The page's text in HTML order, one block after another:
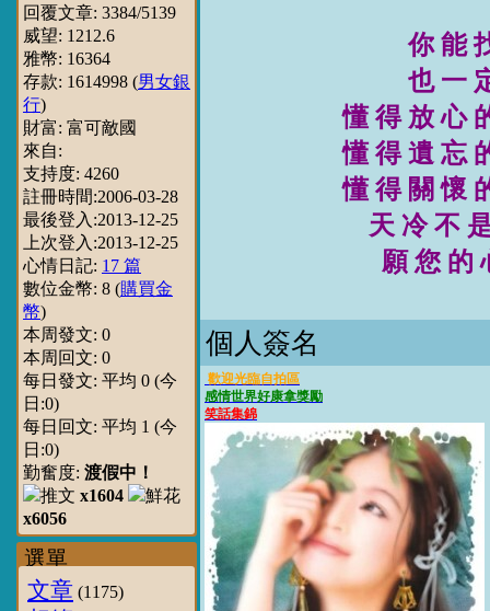
回覆文章: 3384/5139
威望: 1212.6
雅幣: 16364
存款: 1614998 (男女銀
行)
財富: 富可敵國
來自:
支持度: 4260
註冊時間:2006-03-28
最後登入:2013-12-25
上次登入:2013-12-25
心情日記: 17 篇
數位金幣: 8 (購買金
幣)
本周發文: 0
本周回文: 0
每日發文: 平均 0 (今
日:0)
每日回文: 平均 1 (今
日:0)
勤奮度: 渡假中！
x1604
x6056
選單
文章 (1175)
你 能
也 一
懂 得 放
懂 得 遺
懂 得 關
天 冷 不
願 您 的
個人簽名
歡迎光臨自拍區
感情世界好康拿獎勵
笑話集錦